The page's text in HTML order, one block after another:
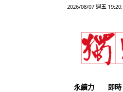
2026/08/07 週五
永續力 即時